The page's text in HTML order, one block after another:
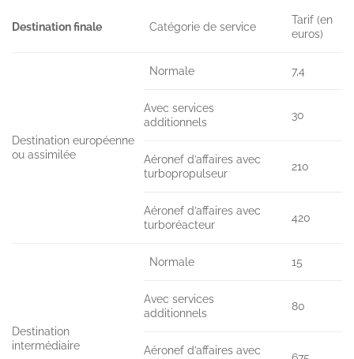
Destination finale Catégorie de service
Tarif (en
euros)
Destination européenne
ou assimilée
Normale 7,4
Avec services
additionnels
30
Aéronef d’affaires avec
turbopropulseur
210
Aéronef d’affaires avec
turboréacteur
420
Destination
intermédiaire
Normale 15
Avec services
additionnels
80
Aéronef d’affaires avec